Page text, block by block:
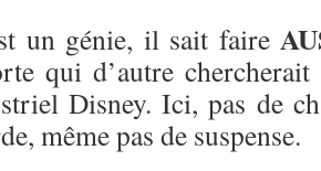
un génie, il sait faire
qui d’autre
Disney. Ici, pas de
même pas de suspense.